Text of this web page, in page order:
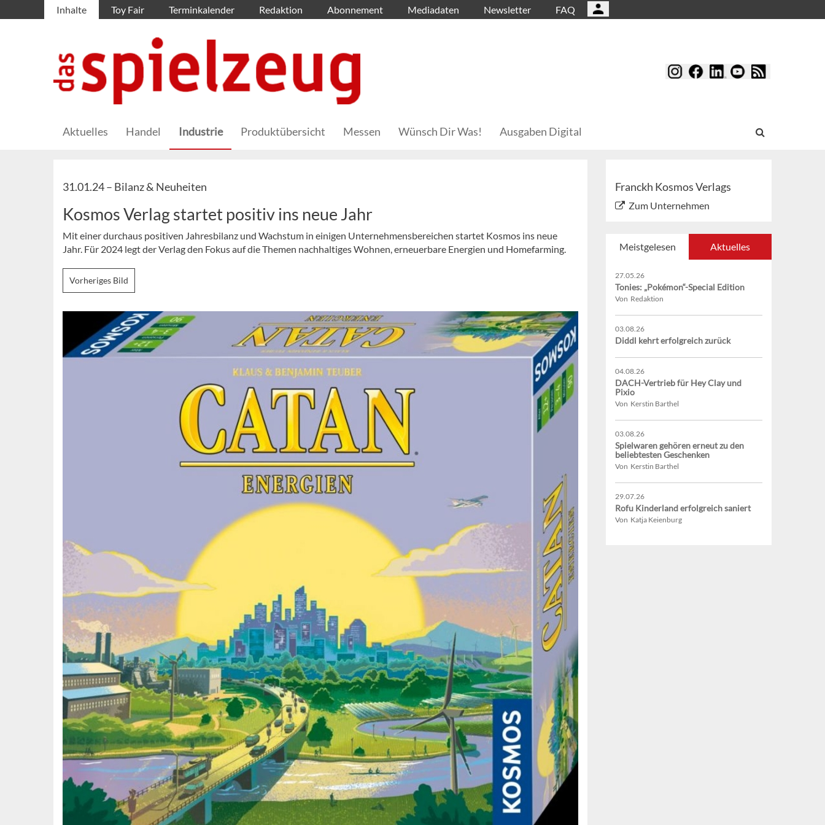
Inhalte Toy Fair Terminkalender Redaktion Abonnement Mediadaten Newsletter FAQ
Aktuelles Handel Industrie Produktübersicht Messen Wünsch Dir Was! Ausgaben Digital
31.01.24 – Bilanz & Neuheiten
Kosmos Verlag startet positiv ins neue Jahr
Mit einer durchaus positiven Jahresbilanz und Wachstum in einigen Unternehmensbereichen startet Kosmos ins neue
Jahr. Für 2024 legt der Verlag den Fokus auf die Themen nachhaltiges Wohnen, erneuerbare Energien und Homefarming.
Vorheriges Bild
Franckh Kosmos Verlags
Zum Unternehmen
Meistgelesen Aktuelles
27.05.26
Tonies: „Pokémon“-Special Edition
Von Redaktion
03.08.26
Diddl kehrt erfolgreich zurück
04.08.26
DACH-Vertrieb für Hey Clay und
Pixio
Von Kerstin Barthel
03.08.26
Spielwaren gehören erneut zu den
beliebtesten Geschenken
Von Kerstin Barthel
29.07.26
Rofu Kinderland erfolgreich saniert
Von Katja Keienburg